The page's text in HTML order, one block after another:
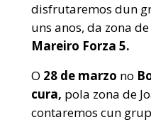
disfrutaremos dun
uns anos, da zona
Mareiro Forza 5.
O 28 de marzo no
cura, pola zona de
contaremos cun